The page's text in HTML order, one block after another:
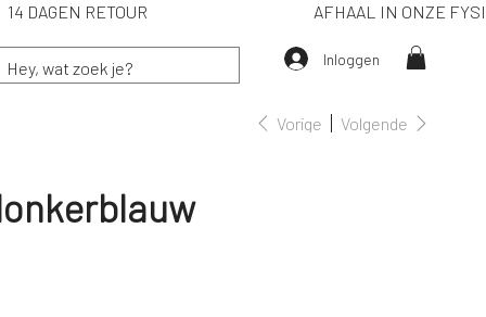
14 DAGEN RETOUR AFHAAL IN ONZE
Inloggen
Vorige Volgende